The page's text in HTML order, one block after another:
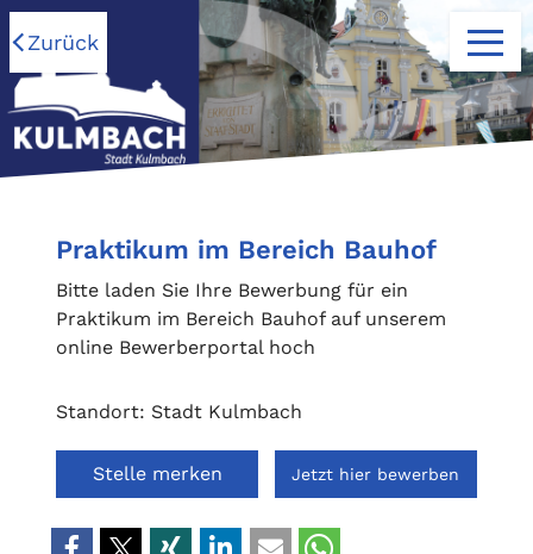
Zurück
Praktikum im Bereich Bauhof
Bitte laden Sie Ihre Bewerbung für ein
Praktikum im Bereich Bauhof auf unserem
online Bewerberportal hoch
Standort: Stadt Kulmbach
Jetzt hier bewerben
Stelle merken